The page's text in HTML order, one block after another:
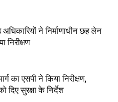
अधिकारियों ने निर्माणाधीन छह लेन
निरीक्षण
का एसपी ने किया निरीक्षण,
दिए सुरक्षा के निर्देश